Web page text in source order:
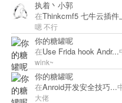
执着丶小郭
在Thinkcmf5 七牛云插件
嗯 不行
你的糖罐呢
在Use Frida hook Andr...
wink~
你的糖罐呢
在Anroid开发安全技巧...
大佬